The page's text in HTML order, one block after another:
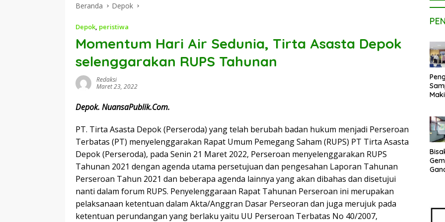
Beranda Depok
Depok, peristiwa
Momentum Hari Air Sedunia, Tirta Asasta Depok
selenggarakan RUPS Tahunan
Redaksi
Maret 23, 2022
Depok. NuansaPublik.Com.
PT. Tirta Asasta Depok (Perseroda) yang telah berubah badan hukum menjadi Perseroan
Terbatas (PT) menyelenggarakan Rapat Umum Pemegang Saham (RUPS) PT Tirta Asasta
Depok (Perseroda), pada Senin 21 Maret 2022, Perseroan menyelenggarakan RUPS
Tahunan 2021 dengan agenda utama persetujuan dan pengesahan Laporan Tahunan
Perseroan Tahun 2021 dan beberapa agenda lainnya yang akan dibahas dan disetujui
nanti dalam forum RUPS. Penyelenggaraan Rapat Tahunan Perseroan ini merupakan
pelaksanaan ketentuan dalam Akta/Anggran Dasar Perseoran dan juga merujuk pada
ketentuan perundangan yang berlaku yaitu UU Perseroan Terbatas No 40/2007,